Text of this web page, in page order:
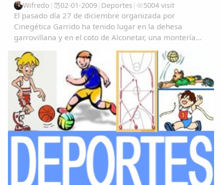
Wifredo | 02-01-2009| Deportes | 5004 visit
El pasado día 27 de diciembre organizada por
Cinegética Garrido ha tenido lugar en la dehesa
garrovillana y en el coto de Alconetar, una montería
con la participación de más de 50 cazadores y un
resultado de 31 guarros cobrados, de los que 8 eran...
Compartir en Facebook
Compartir en Twitter
Copiar enlace